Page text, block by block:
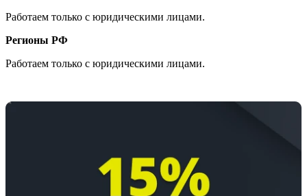
Работаем только с юридическими лицами.
Регионы РФ
Работаем только с юридическими лицами.